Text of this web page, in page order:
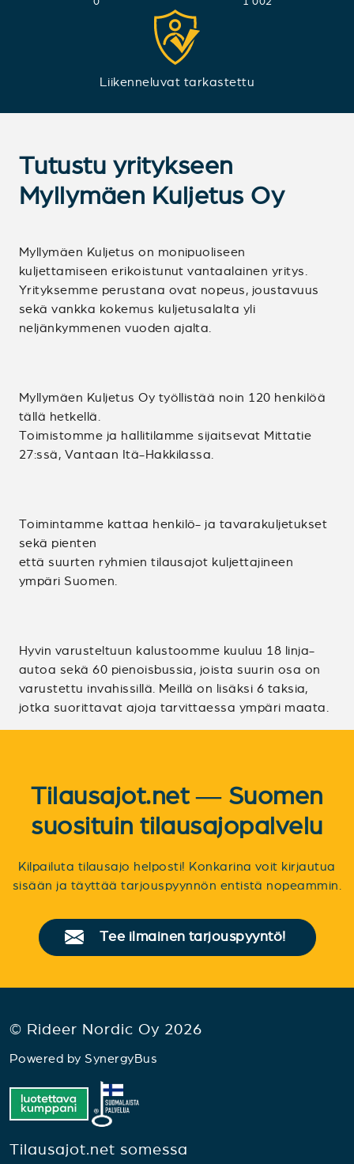
Liikenneluvat tarkastettu
Tutustu yritykseen
Myllymäen Kuljetus Oy
Myllymäen Kuljetus on monipuoliseen
kuljettamiseen erikoistunut vantaalainen yritys.
Yrityksemme perustana ovat nopeus, joustavuus
sekä vankka kokemus kuljetusalalta yli
neljänkymmenen vuoden ajalta.
Myllymäen Kuljetus Oy työllistää noin 120 henkilöä
tällä hetkellä.
Toimistomme ja hallitilamme sijaitsevat Mittatie
27:ssä, Vantaan Itä-Hakkilassa.
Toimintamme kattaa henkilö- ja tavarakuljetukset
sekä pienten
että suurten ryhmien tilausajot kuljettajineen
ympäri Suomen.
Hyvin varusteltuun kalustoomme kuuluu 18 linja-
autoa sekä 60 pienoisbussia, joista suurin osa on
varustettu invahissillä. Meillä on lisäksi 6 taksia,
jotka suorittavat ajoja tarvittaessa ympäri maata.
Tilausajot.net — Suomen
suosituin tilausajopalvelu
Kilpailuta tilausajo helposti! Konkarina voit kirjautua
sisään ja täyttää tarjouspyynnön entistä nopeammin.
Tee ilmainen tarjouspyyntö!
© Rideer Nordic Oy 2026
Powered by SynergyBus
Tilausajot.net somessa